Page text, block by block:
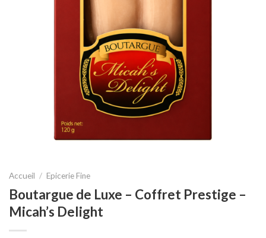
Accueil / Epicerie Fine
Boutargue de Luxe – Coffret Prestige –
Micah’s Delight